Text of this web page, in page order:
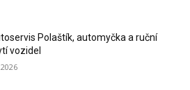
Polaštík, automyčka a ruční
vozidel